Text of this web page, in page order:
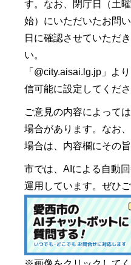
す。なお、閉庁日（土
始）にいただいたお問
日に確認させていただ
い。
「@city.aisai.lg.jp」よ
信可能に設定してくださ
ご意見の内容によって
場合があります。なお
場合は、内容欄にその
市では、AIによる自動
運用しています。ぜひご